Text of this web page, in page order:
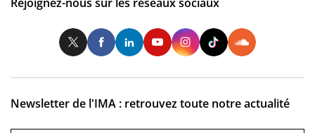
TwitterFacebookLinkedInYoutubeInstagram
Newsletter de l'IMA : retrouvez toute notre actualité